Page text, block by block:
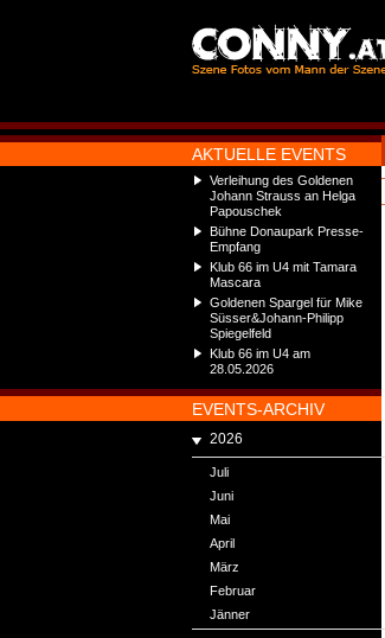
AKTUELLE EVENTS
Verleihung des Goldenen
Johann Strauss an Helga
Papouschek
Bühne Donaupark Presse-
Empfang
Klub 66 im U4 mit Tamara
Mascara
Goldenen Spargel für Mike
Süsser&Johann-Philipp
Spiegelfeld
Klub 66 im U4 am
28.05.2026
EVENTS-ARCHIV
2026
Juli
Juni
Mai
April
März
Februar
Jänner